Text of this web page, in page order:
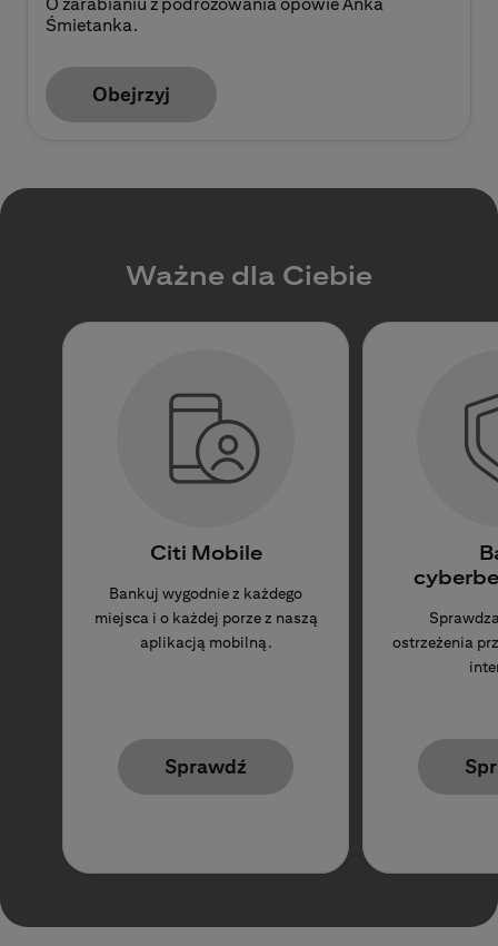
Śmietanka.
Obejrzyj
Ważne dla Ciebie
Citi Mobile
Bankuj wygodnie z każdego
miejsca i o każdej porze z naszą
aplikacją mobilną.
Sprawdź
ostrzeżenia